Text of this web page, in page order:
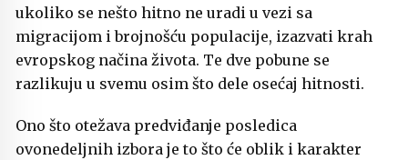
ukoliko se nešto hitno ne uradi u vezi sa
migracijom i brojnošću populacije, izazvati krah
evropskog načina života. Te dve pobune se
razlikuju u svemu osim što dele osećaj hitnosti.
Ono što otežava predviđanje posledica
ovonedeljnih izbora je to što će oblik i karakter